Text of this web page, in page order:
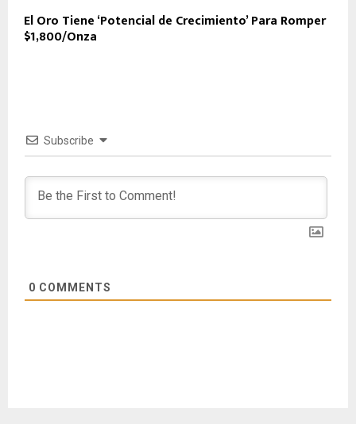
El Oro Tiene ‘Potencial de Crecimiento’ Para Romper
$1,800/Onza
Subscribe
0 COMMENTS